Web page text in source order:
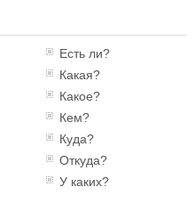
Есть ли?
Какая?
Какое?
Кем?
Куда?
Откуда?
У каких?